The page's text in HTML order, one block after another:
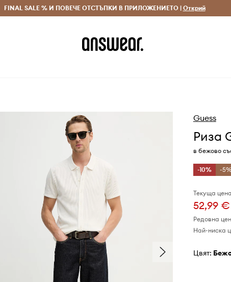
и връщане за поръчки над 70 EUR Доставка 1-5 дни
FINAL SALE % И ПОВЕЧЕ ОТСТЪПКИ В ПРИЛОЖЕНИЕТО | Открий
Guess
Риза
в бежово
-10% -
Текуща
52,99 €
Редовна
Най-ниска
Цвят: